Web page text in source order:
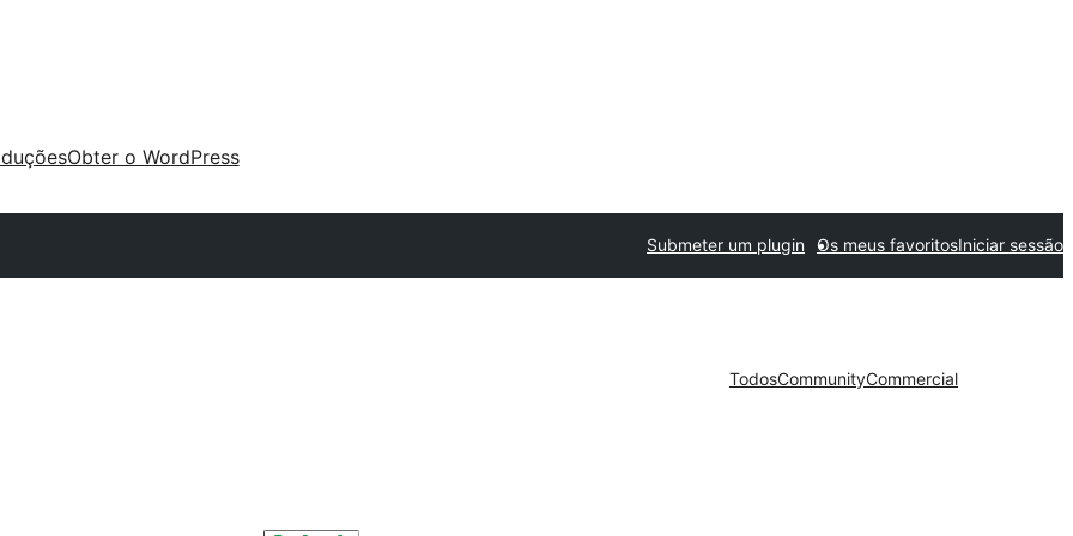
Obter o WordPress
Submeter um plugin Os meus favoritosIniciar sessão
TodosCommunityCommercial